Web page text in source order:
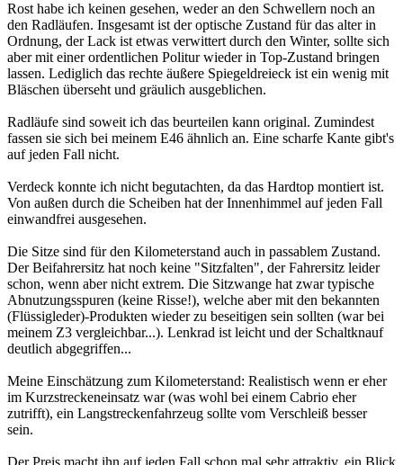
Rost habe ich keinen gesehen, weder an den Schwellern noch an
den Radläufen. Insgesamt ist der optische Zustand für das alter in
Ordnung, der Lack ist etwas verwittert durch den Winter, sollte sich
aber mit einer ordentlichen Politur wieder in Top-Zustand bringen
lassen. Lediglich das rechte äußere Spiegeldreieck ist ein wenig mit
Bläschen überseht und gräulich ausgeblichen.
Radläufe sind soweit ich das beurteilen kann original. Zumindest
fassen sie sich bei meinem E46 ähnlich an. Eine scharfe Kante gibt's
auf jeden Fall nicht.
Verdeck konnte ich nicht begutachten, da das Hardtop montiert ist.
Von außen durch die Scheiben hat der Innenhimmel auf jeden Fall
einwandfrei ausgesehen.
Die Sitze sind für den Kilometerstand auch in passablem Zustand.
Der Beifahrersitz hat noch keine "Sitzfalten", der Fahrersitz leider
schon, wenn aber nicht extrem. Die Sitzwange hat zwar typische
Abnutzungsspuren (keine Risse!), welche aber mit den bekannten
(Flüssigleder)-Produkten wieder zu beseitigen sein sollten (war bei
meinem Z3 vergleichbar...). Lenkrad ist leicht und der Schaltknauf
deutlich abgegriffen...
Meine Einschätzung zum Kilometerstand: Realistisch wenn er eher
im Kurzstreckeneinsatz war (was wohl bei einem Cabrio eher
zutrifft), ein Langstreckenfahrzeug sollte vom Verschleiß besser
sein.